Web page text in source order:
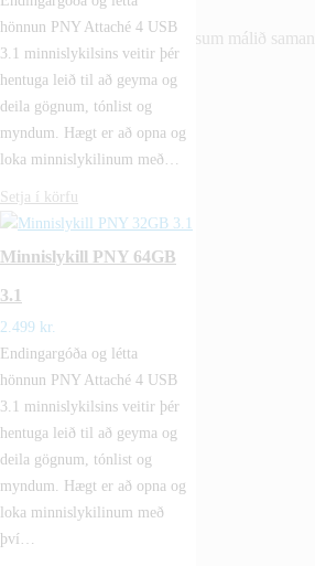
Vantar þig aðstoð?
Hafðu samband og við leysum málið saman.
562-8500
Vöruflokkar
kr.
hönnun PNY Attaché 4 USB
3.1 minnislykilsins veitir þér
hentuga leið til að geyma og
deila gögnum, tónlist og
myndum. Hægt er að opna og
loka minnislykilinum með…
Setja í körfu
Minnislykill PNY 64GB
3.1
2.499 kr.
Endingargóða og létta
hönnun PNY Attaché 4 USB
3.1 minnislykilsins veitir þér
hentuga leið til að geyma og
deila gögnum, tónlist og
myndum. Hægt er að opna og
loka minnislykilinum með
því…